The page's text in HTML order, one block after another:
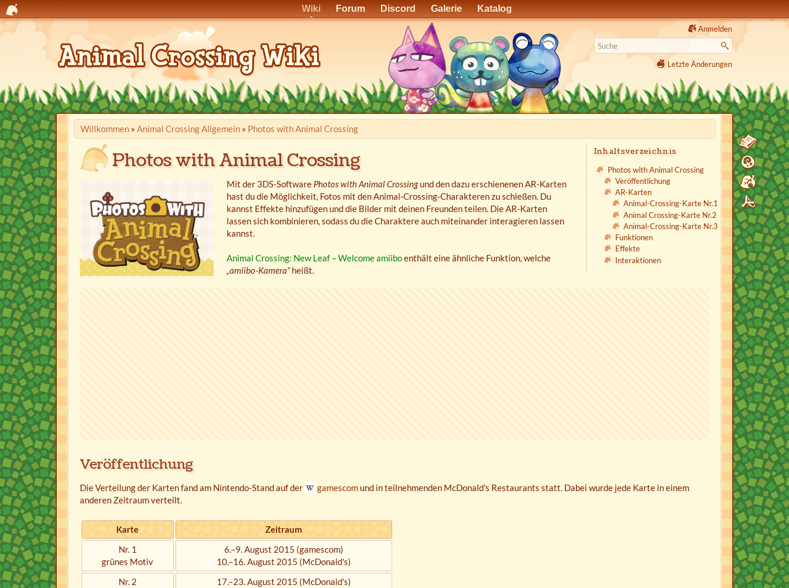
Wiki Forum Discord Galerie Katalog
Anmelden
Letzte Änderungen
Willkommen» Animal Crossing Allgemein» Photos with Animal Crossing
Inhaltsverzeichnis
Photos with Animal Crossing
Veröffentlichung
AR-Karten
Animal-Crossing-Karte Nr.1
Animal Crossing-Karte Nr.2
Animal-Crossing-Karte Nr.3
Funktionen
Effekte
Interaktionen
Photos with Animal Crossing
Mit der 3DS-Software Photos with Animal Crossingund den dazu erschienenen AR-Karten
hast du die Möglichkeit, Fotos mit den Animal-Crossing-Charakteren zu schießen. Du
kannst Effekte hinzufügen und die Bilder mit deinen Freunden teilen. Die AR-Karten
lassen sich kombinieren, sodass du die Charaktere auch miteinander interagieren lassen
kannst.
Animal Crossing: New Leaf – Welcome amiiboenthält eine ähnliche Funktion, welche
„amiibo-Kamera“heißt.
Veröffentlichung
Die Verteilung der Karten fand am Nintendo-Stand auf der gamescomund in teilnehmenden McDonald's Restaurants statt. Dabei wurde jede Karte in einem
anderen Zeitraum verteilt.
Karte
Zeitraum
Nr. 1
grünes Motiv
6.–9. August 2015 (gamescom)
10.–16. August 2015 (McDonald's)
Nr. 2
17.–23. August 2015 (McDonald's)